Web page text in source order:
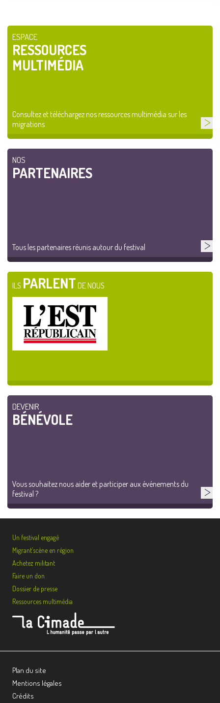
ESPACE
RESSOURCES
MULTIMÉDIA
Consultez et téléchargez nos ressources multimédia sur les
migrations
NOS
PARTENAIRES
Tous les partenaires réunis autour du festival
ILS PARLENT DE NOUS
DEVENIR
BÉNÉVOLE
Vous souhaitez nous aider et participer aux événements du
festival ?
Un festival engagé
Migrant’scène en région
Achetez militant
Faire un don
Dossier de presse
Ressources multimédia
Plan du site
Mentions légales
Crédits